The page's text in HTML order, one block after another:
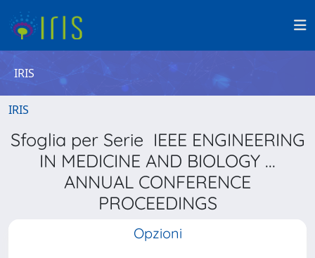
IRIS
IRIS
Sfoglia per Serie IEEE ENGINEERING
IN MEDICINE AND BIOLOGY ...
ANNUAL CONFERENCE
PROCEEDINGS
Opzioni